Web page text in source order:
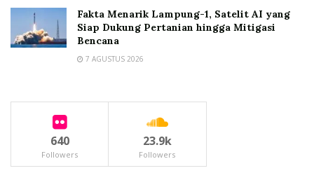
Fakta Menarik Lampung-1, Satelit AI yang
Siap Dukung Pertanian hingga Mitigasi
Bencana
7 AGUSTUS 2026
640
Followers
23.9k
Followers